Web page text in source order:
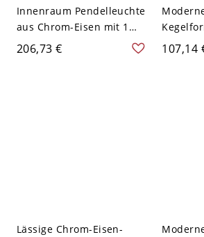
Innenraum Pendelleuchte
aus Chrom-Eisen mit 1
Licht für Wohnbereich,
anpassbare
206,73 €
mit
107,14
Lässige Chrom-Eisen-